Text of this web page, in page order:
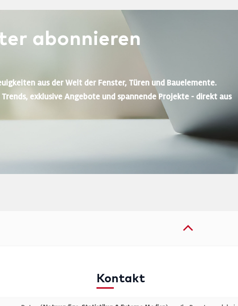
abonnieren
aus der Welt der Fenster, Türen und Bauelemente.
exklusive Angebote und spannende Projekte - direkt aus
Kontakt